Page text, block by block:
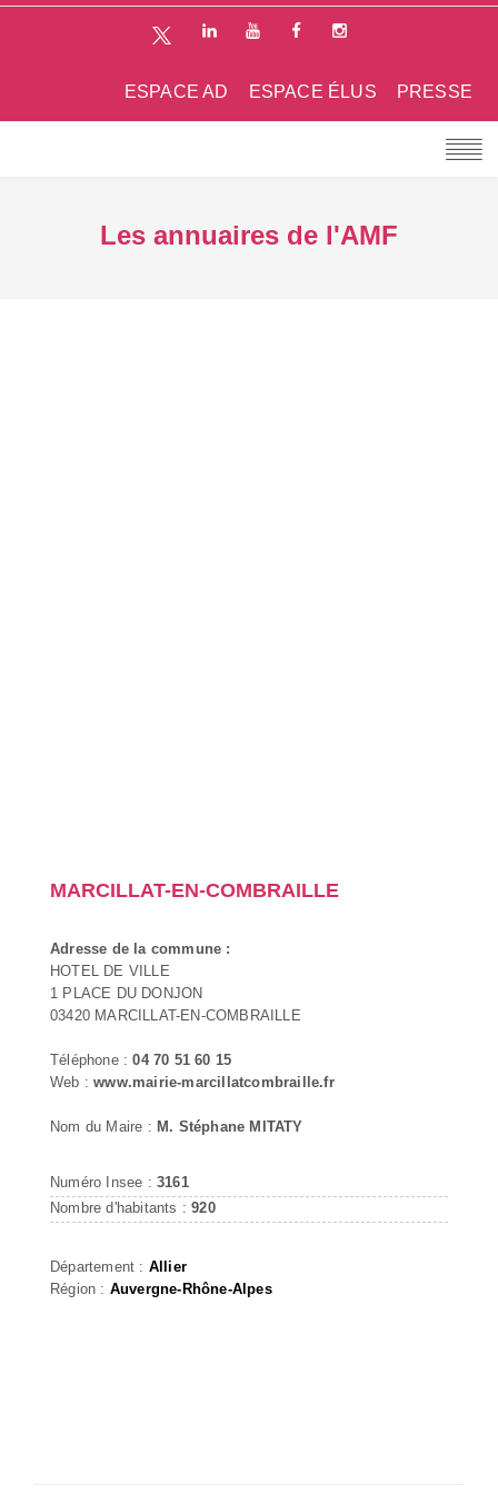
PRESSE
ESPACE ÉLUS
ESPACE AD
Les annuaires de l'AMF
MARCILLAT-EN-COMBRAILLE
Adresse de la commune :
HOTEL DE VILLE
1 PLACE DU DONJON
03420 MARCILLAT-EN-COMBRAILLE
Téléphone :04 70 51 60 15
Web :www.mairie-marcillatcombraille.fr
Nom du Maire : M. Stéphane MITATY
Numéro Insee : 3161
Nombre d'habitants :920
Département : Allier
Région : Auvergne-Rhône-Alpes